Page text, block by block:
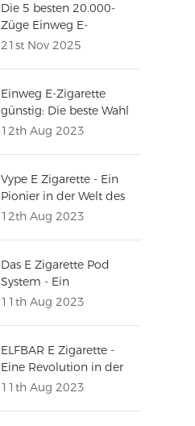
Die 5 besten 20.000-
Züge Einweg E-
Zigaretten in Europa
21st Nov 2025
Einweg E-Zigarette
günstig: Die beste Wahl
für ein umweltbewusstes
12th Aug 2023
Vype E Zigarette - Ein
Pionier in der Welt des
Dampfens
12th Aug 2023
Das E Zigarette Pod
System - Ein
Revolutionärer Ansatz
11th Aug 2023
ELFBAR E Zigarette -
Eine Revolution in der
Welt des Dampfens
11th Aug 2023